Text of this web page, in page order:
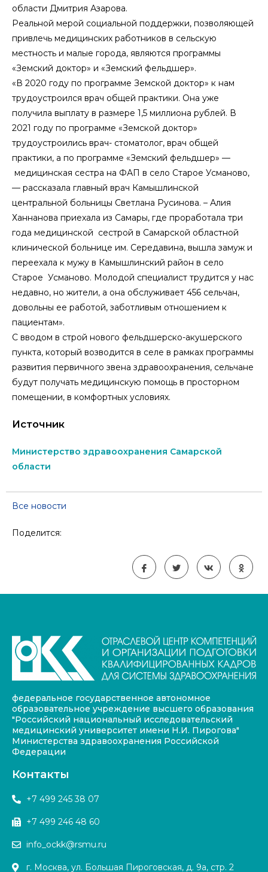
области Дмитрия Азарова.
Реальной мерой социальной поддержки, позволяющей
привлечь медицинских работников в сельскую
местность и малые города, являются программы
«Земский доктор» и «Земский фельдшер».
«В 2020 году по программе Земской доктор» к нам
трудоустроился врач общей практики. Она уже
получила выплату в размере 1,5 миллиона рублей. В
2021 году по программе «Земской доктор»
трудоустроились врач- стоматолог, врач общей
практики, а по программе «Земский фельдшер» —
медицинская сестра на ФАП в село Старое Усманово,
— рассказала главный врач Камышлинской
центральной больницы Светлана Русинова. – Алия
Ханнанова приехала из Самары, где проработала три
года медицинской сестрой в Самарской областной
клинической больнице им. Середавина, вышла замуж и
переехала к мужу в Камышлинский район в село
Старое Усманово. Молодой специалист трудится у нас
недавно, но жители, а она обслуживает 456 сельчан,
довольны ее работой, заботливым отношением к
пациентам».
С вводом в строй нового фельдшерско-акушерского
пункта, который возводится в селе в рамках программы
развития первичного звена здравоохранения, сельчане
будут получать медицинскую помощь в просторном
помещении, в комфортных условиях.
Источник
Министерство здравоохранения Самарской
области
Все новости
Поделится:
федеральное государственное автономное
образовательное учреждение высшего образования
"Российский национальный исследовательский
медицинский университет имени Н.И. Пирогова"
Министерства здравоохранения Российской
Федерации
Контакты
+7 499 245 38 07
+7 499 246 48 60
info_ockk@rsmu.ru
г. Москва, ул. Большая Пироговская, д. 9а, стр. 2